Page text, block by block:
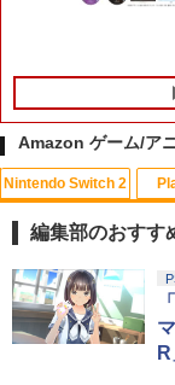
5
5
Amazon ゲーム/ア
Nintendo Switch 2
1
1
1
1
編集部のおすす